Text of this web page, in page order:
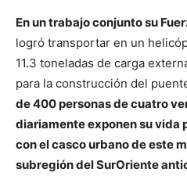
En un trabajo conjunto su
logró transportar en un
11.3 toneladas de carga
para la construcción del
de 400 personas de cuatro
diariamente exponen su vida
con el casco urbano de este
subregión del SurOriente